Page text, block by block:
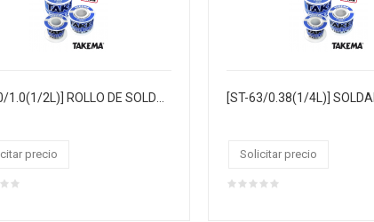
[ST-60/1.0(1/2L)] ROLLO DE SOLDADURA "TAKEMA" 1.0MM 60/40, 1/2LIBRA 38MTS, CJX20, MASTERX100
precio Solicitar precio